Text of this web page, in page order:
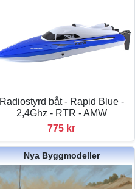
Radiostyrd båt - Rapid Blue -
2,4Ghz - RTR - AMW
775 kr
Nya Byggmodeller